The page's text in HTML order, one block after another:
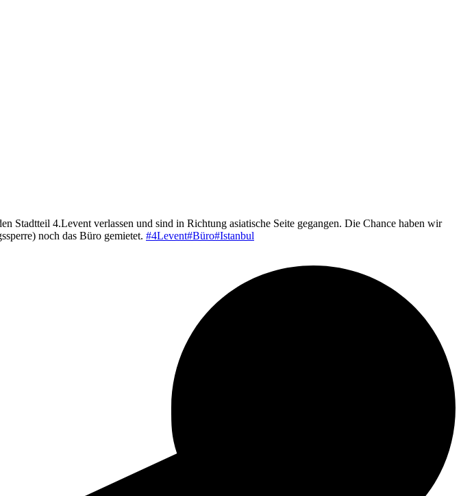
4.Levent verlassen und sind in Richtung asiatische Seite gegangen. Die Chance haben wir
noch das Büro gemietet. #4Levent#Büro#Istanbul